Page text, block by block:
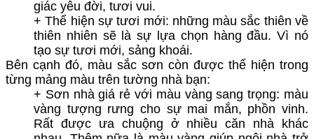
giác yêu đời, tươi vui.
+ Thể hiện sự tươi mới: những màu sắc thiên về
thiên nhiên sẽ là sự lựa chọn hàng đầu. Vì nó
tạo sự tươi mới, sảng khoái.
Bên cạnh đó, màu sắc sơn còn được thể hiện trong
từng mảng màu trên tường nhà bạn:
+ Sơn nhà giá rẻ với màu vàng sang trọng: màu
vàng tượng rưng cho sự mai mắn, phồn vinh.
Rất được ưa chuộng ở nhiều căn nhà khác